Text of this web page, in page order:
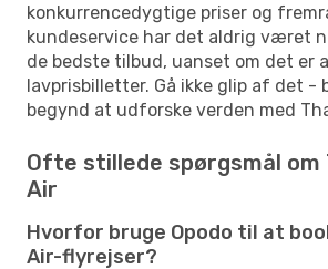
konkurrencedygtige priser og
kundeservice har det aldrig været
de bedste tilbud, uanset om det er
lavprisbilletter. Gå ikke glip af det -
begynd at udforske verden med
Ofte stillede spørgsmål om
Air
Hvorfor bruge Opodo til at
Air-flyrejser?